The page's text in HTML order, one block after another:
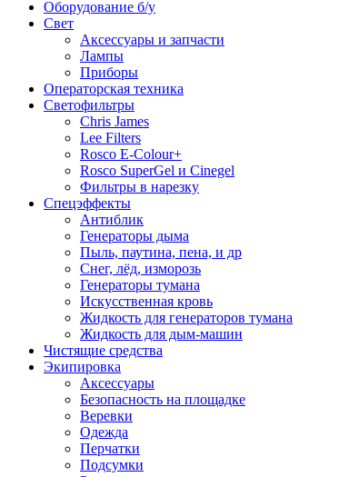
Оборудование б/у
Свет
Аксессуары и запчасти
Лампы
Приборы
Операторская техника
Светофильтры
Chris James
Lee Filters
Rosco E-Colour+
Rosco SuperGel и Cinegel
Фильтры в нарезку
Спецэффекты
Антиблик
Генераторы дыма
Пыль, паутина, пена, и др
Снег, лёд, изморозь
Генераторы тумана
Искусственная кровь
Жидкость для генераторов тумана
Жидкость для дым-машин
Чистящие средства
Экипировка
Аксессуары
Безопасность на площадке
Веревки
Одежда
Перчатки
Подсумки